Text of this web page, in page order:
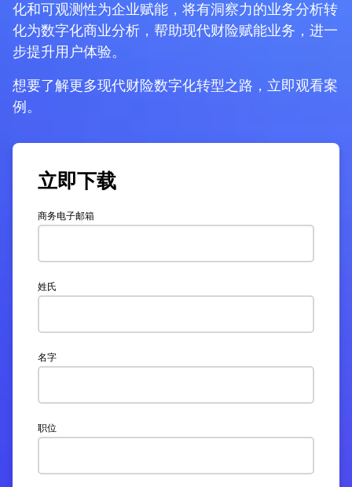
化和可观测性为企业赋能，将有洞察力的业务分析转
化为数字化商业分析，帮助现代财险赋能业务，进一
步提升用户体验。
想要了解更多现代财险数字化转型之路，立即观看案
例。
立即下载
商务电子邮箱
姓氏
名字
职位